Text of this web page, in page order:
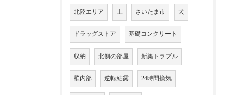
北陸エリア 土 さいたま市 犬
ドラッグストア 基礎コンクリート
収納 北側の部屋 新築トラブル
壁内部 逆転結露 24時間換気